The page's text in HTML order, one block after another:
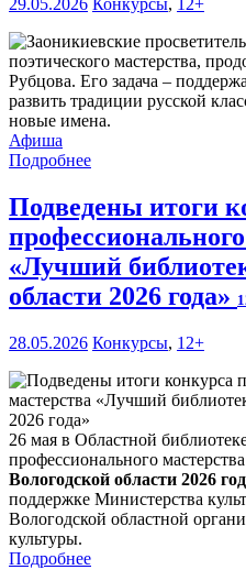
29.05.2026 Конкурсы,
12+
поэтического мастерства,
Рубцова. Его задача –
развить традиции русской
новые имена.
Афиша
Подробнее
Подведены итоги
«Лучший
области 2026 года»
28.05.2026 Конкурсы, 12+
26 мая в Областной
профессионального мастерства
Вологодской области 2026
поддержке Министерства
Вологодской областной
культуры.
Подробнее